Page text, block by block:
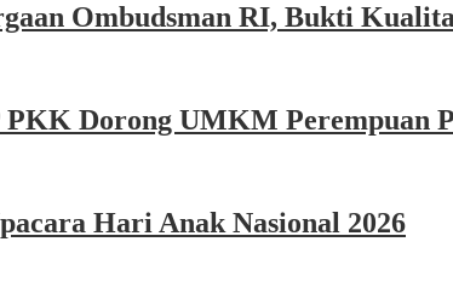
Ombudsman RI, Bukti
Dorong UMKM Perempuan
Hari Anak Nasional 2026